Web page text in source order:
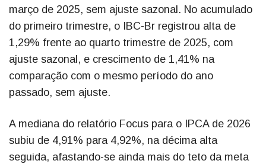
março de 2025, sem ajuste sazonal. No acumulado
do primeiro trimestre, o IBC-Br registrou alta de
1,29% frente ao quarto trimestre de 2025, com
ajuste sazonal, e crescimento de 1,41% na
comparação com o mesmo período do ano
passado, sem ajuste.
A mediana do relatório Focus para o IPCA de 2026
subiu de 4,91% para 4,92%, na décima alta
seguida, afastando-se ainda mais do teto da meta